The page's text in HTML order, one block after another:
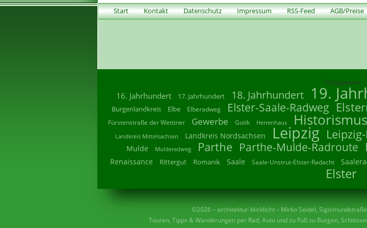
Start Kontakt Datenschutz Impressum RSS-Feed AGB/Preise
Schlagwörter
16. Jahrhundert 17. Jahrhundert 18. Jahrhundert 19.
Burgenlandkreis Elbe Elberadweg Elster-Saale-Radweg
Fürstenstraße der Wettiner Gewerbe Gotik Herrenhaus Historismus
Landkreis Mittelsachsen Landkreis Nordsachsen Leipzig
Mulde Mulderadweg Parthe Parthe-Mulde-Radroute
Renaissance Rittergut Romanik Saale Saale-Unstrut-Elster-Radacht
Elster
©2026 – architektur-blicklicht – Mirko Seidel,
Touren, Tipps & Wanderungen per Rad, Auto und zu Fuß zu Burgen,